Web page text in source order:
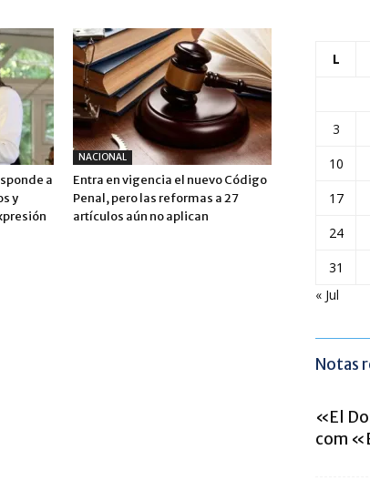
a
y
NACIONAL
Entra en vigencia el nuevo Código
Penal, pero las reformas a 27
artículos aún no aplican
L
3
10
17
24
31
« Jul
Notas
«El
com